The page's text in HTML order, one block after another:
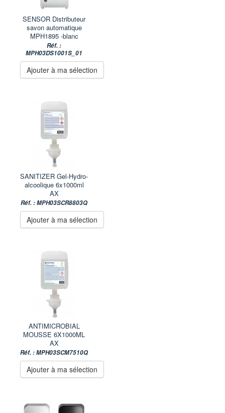
SENSOR Distributeur
savon automatique
MPH1895 -blanc
Réf. :
MPH03DS1001S_01
Ajouter à ma sélection
SANITIZER Gel-Hydro-
alcoolique 6x1000ml
AX
Réf. : MPH03SCR8803Q
Ajouter à ma sélection
ANTIMICROBIAL
MOUSSE 6X1000ML
AX
Réf. : MPH03SCM7510Q
Ajouter à ma sélection